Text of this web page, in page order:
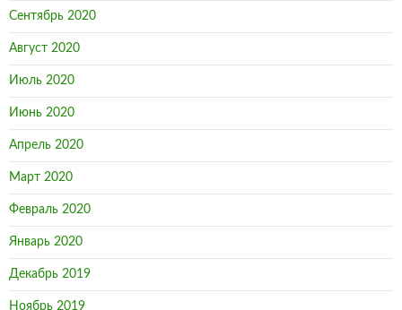
Сентябрь 2020
Август 2020
Июль 2020
Июнь 2020
Апрель 2020
Март 2020
Февраль 2020
Январь 2020
Декабрь 2019
Ноябрь 2019